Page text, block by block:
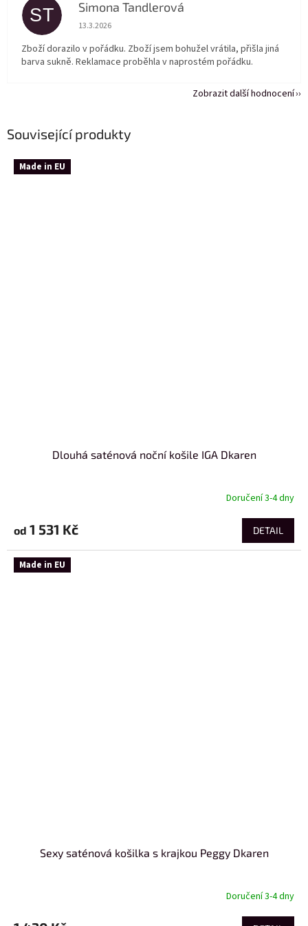
Související produkty
Made in EU
Dlouhá saténová noční košile IGA Dkaren
Doručení 3-4 dny
od 1 531 Kč DETAIL
Made in EU
Sexy saténová košilka s krajkou Peggy Dkaren
Doručení 3-4 dny
ST Simona Tandlerová
Hodnocení obchodu je 5 z 5 hvězdiček.
13.3.2026
Zboží dorazilo v pořádku. Zboží jsem bohužel vrátila, přišla jiná
barva sukně. Reklamace proběhla v naprostém pořádku.
Zobrazit další hodnocení